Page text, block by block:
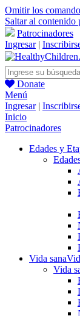
Omitir los
Saltar al contenido
Patrocinadores
Ingresar|
Donate
Menú
Ingresar|
Inicio
Patrocinadores
Edades y
Vida sana
Vida